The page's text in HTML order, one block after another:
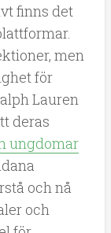
finns det
men
för
Lauren
deras
ungdomar
och nå
och